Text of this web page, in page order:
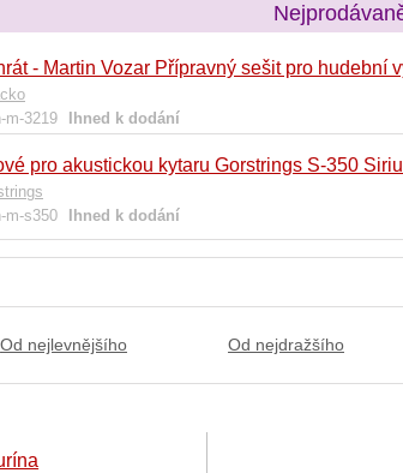
- Martin Vozar Přípravný sešit pro hudební
m-3219 Ihned k dodání
pro akustickou kytaru Gorstrings S-350
m-s350 Ihned k dodání
Od nejlevnějšího Od nejdražšího